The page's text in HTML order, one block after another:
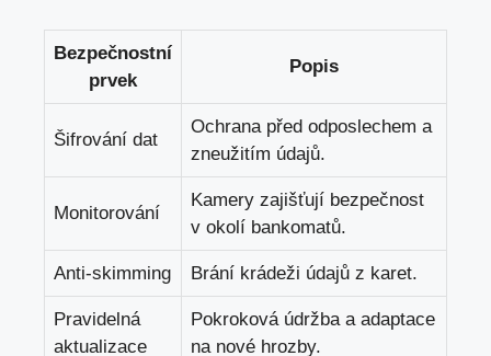
Bezpečnostní
prvek
Popis
Šifrování dat
Ochrana před odposlechem a
zneužitím údajů.
Monitorování
Kamery zajišťují bezpečnost
v okolí bankomatů.
Anti-skimming Brání krádeži údajů z karet.
Pravidelná
aktualizace
Pokroková údržba a adaptace
na nové hrozby.